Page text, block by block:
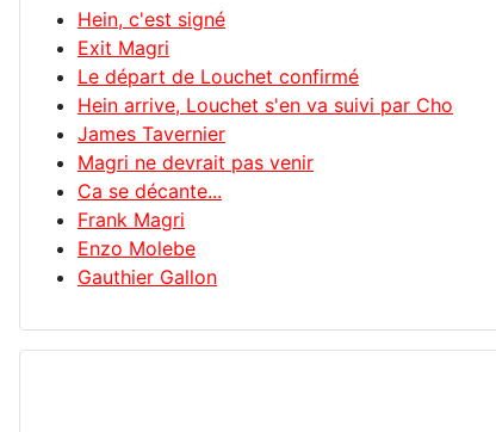
Hein, c'est signé
Exit Magri
Le départ de Louchet confirmé
Hein arrive, Louchet s'en va suivi par Cho
James Tavernier
Magri ne devrait pas venir
Ca se décante...
Frank Magri
Enzo Molebe
Gauthier Gallon